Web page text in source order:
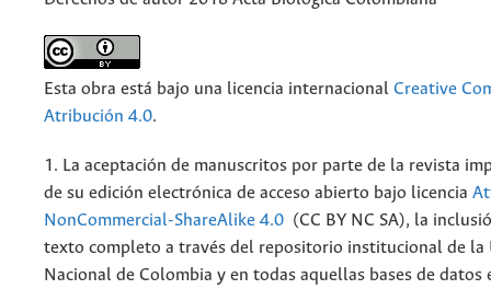
Esta obra está bajo una licencia internacional Creative
Atribución 4.0.
1. La aceptación de manuscritos por parte de la revista
de su edición electrónica de acceso abierto bajo licencia
NonCommercial-ShareAlike 4.0 (CC BY NC SA), la
texto completo a través del repositorio institucional de la
Nacional de Colombia y en todas aquellas bases de datos